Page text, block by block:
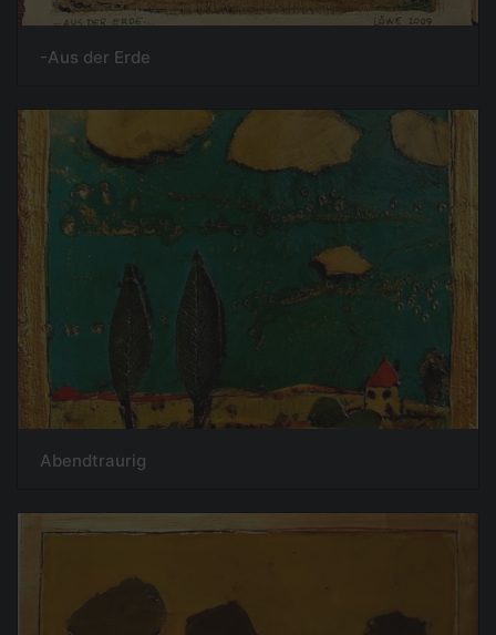
-Aus der Erde
Abendtraurig